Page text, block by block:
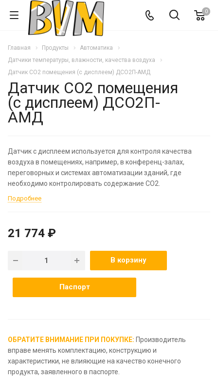
0
Главная Продукты
Автоматика
Датчики температуры, влажности, качества воздуха
Датчик СО2 помещения (с дисплеем) ДСО2П-АМД
Датчик СО2 помещения
(с дисплеем) ДСО2П-
АМД
Датчик с дисплеем используется для контроля качества
воздуха в помещениях, например, в конференц-залах,
переговорных и системах автоматизации зданий, где
необходимо контролировать содержание CO2.
Подробнее
21 774 ₽
В корзину
Паспорт
ОБРАТИТЕ ВНИМАНИЕ ПРИ ПОКУПКЕ: Производитель
вправе менять комплектацию, конструкцию и
характеристики, не влияющие на качество конечного
продукта, заявленного в паспорте.